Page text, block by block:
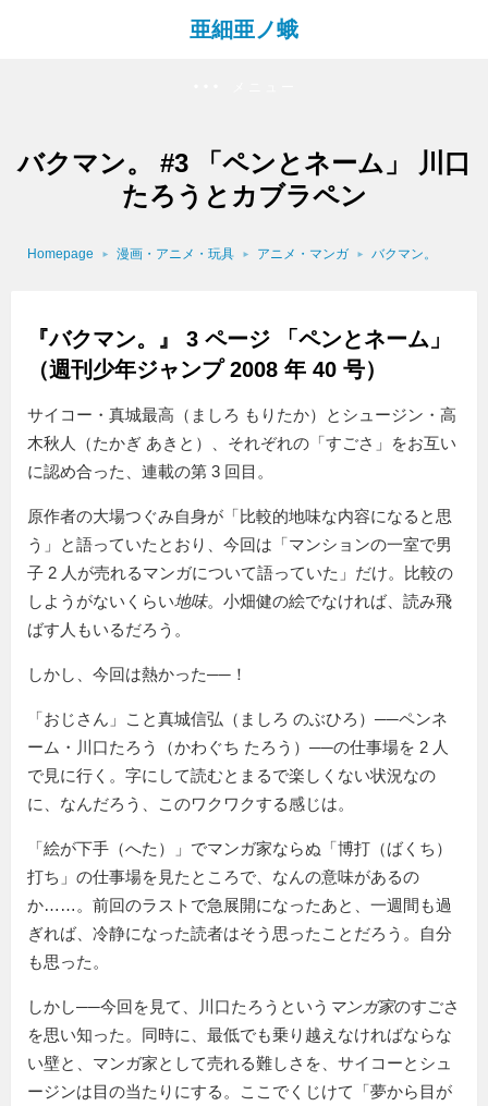
亜細亜ノ蛾
バクマン。 #3 「ペンとネーム」 川口
たろうとカブラペン
Homepage 漫画・アニメ・玩具 アニメ・マンガ バクマン。
『バクマン。』 3 ページ 「ペンとネーム」
（週刊少年ジャンプ 2008 年 40 号）
サイコー・真城最高（ましろ もりたか）とシュージン・高
木秋人（たかぎ あきと）、それぞれの「すごさ」をお互い
に認め合った、連載の第 3 回目。
原作者の大場つぐみ自身が「比較的地味な内容になると思
う」と語っていたとおり、今回は「マンションの一室で男
子 2 人が売れるマンガについて語っていた」だけ。比較の
しようがないくらい地味。小畑健の絵でなければ、読み飛
ばす人もいるだろう。
しかし、今回は熱かった──！
「おじさん」こと真城信弘（ましろ のぶひろ）──ペンネ
ーム・川口たろう（かわぐち たろう）──の仕事場を 2 人
で見に行く。字にして読むとまるで楽しくない状況なの
に、なんだろう、このワクワクする感じは。
「絵が下手（へた）」でマンガ家ならぬ「博打（ばくち）
打ち」の仕事場を見たところで、なんの意味があるの
か……。前回のラストで急展開になったあと、一週間も過
ぎれば、冷静になった読者はそう思ったことだろう。自分
も思った。
しかし──今回を見て、川口たろうという マンガ家のすごさ
を思い知った。同時に、最低でも乗り越えなければならな
い壁と、マンガ家として売れる難しさを、サイコーとシュ
ージンは目の当たりにする。ここでくじけて「夢から目が